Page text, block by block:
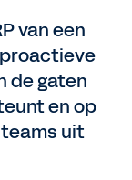
van een
de gaten
en op
uit